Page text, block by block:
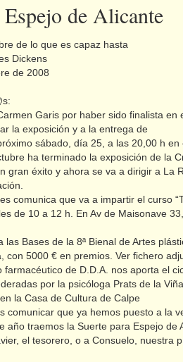
de Alicante
de lo que es capaz hasta
Dickens
de 2008
Garis por haber sido finalista
la exposición y a la entrega de
sábado, día 25, a las 20,00 h en
ha terminado la exposición de la
gran éxito y ahora se va a dirigir a La
comunica que va a impartir el curso
de 10 a 12 h. En Av de Maisonave
las Bases de la 8ª Bienal de Artes
con 5000 € en premios. Ver fichero
farmacéutico de D.D.A. nos aporta el
por la psicóloga Prats de la Viña.
la Casa de Cultura de Calpe
comunicar que ya hemos puesto a la
año traemos la Suerte para Espejo
el tesorero, o a Consuelo, nuestra